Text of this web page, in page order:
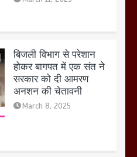
मेरठ सुराजकुंड शमशान
घाट में चिता से अस्थि
उठाकर खाते कुत्ते का
वीडियो इंटरनेट पर जमकर
हो रहा वायरल